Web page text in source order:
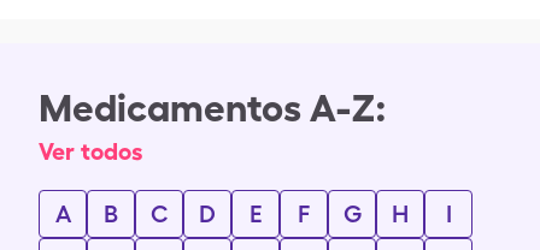
Medicamentos A-Z:
Ver todos
A B C D E F G H
I